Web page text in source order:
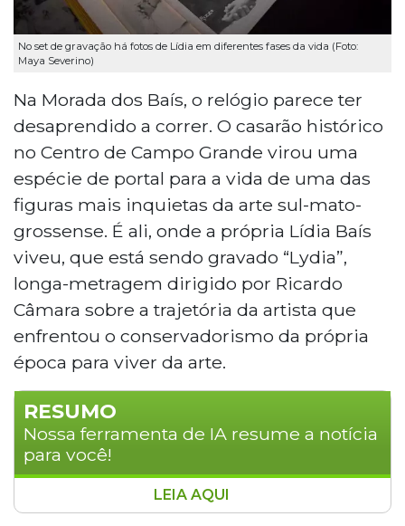
No set de gravação há fotos de Lídia em diferentes fases da vida (Foto:
Maya Severino)
Na Morada dos Baís, o relógio parece ter
desaprendido a correr. O casarão histórico
no Centro de Campo Grande virou uma
espécie de portal para a vida de uma das
figuras mais inquietas da arte sul-mato-
grossense. É ali, onde a própria Lídia Baís
viveu, que está sendo gravado “Lydia”,
longa-metragem dirigido por Ricardo
Câmara sobre a trajetória da artista que
enfrentou o conservadorismo da própria
época para viver da arte.
RESUMO
Nossa ferramenta de IA resume a notícia
para você!
Gravado na Morada dos Baís, em Campo
LEIA AQUI